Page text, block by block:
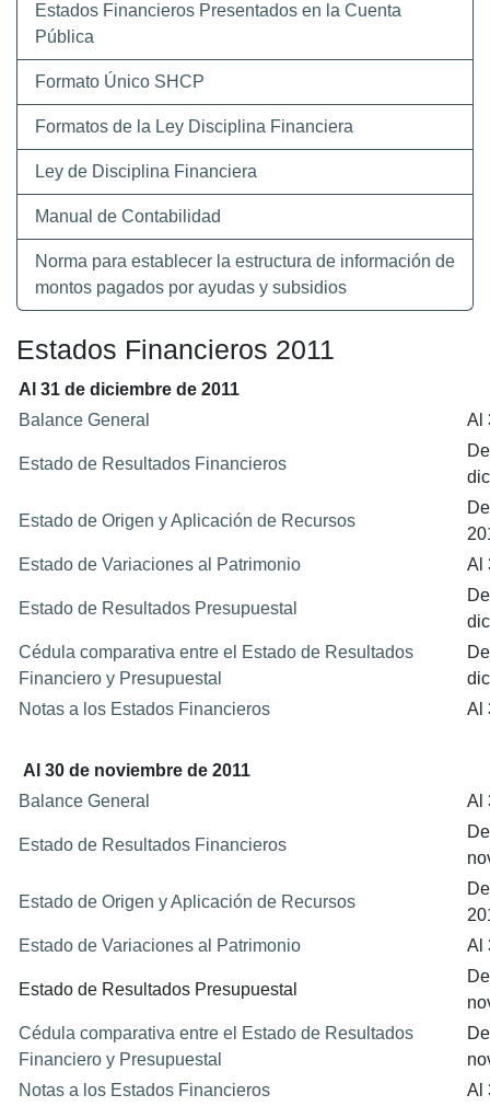
Estados Financieros Presentados en la Cuenta
Pública
Formato Único SHCP
Formatos de la Ley Disciplina Financiera
Ley de Disciplina Financiera
Manual de Contabilidad
Norma para establecer la estructura de información de
montos pagados por ayudas y subsidios
Estados Financieros 2011
Al 31 de diciembre de 2011
Balance General
Al
Estado de Resultados Financieros
Estado de Origen y Aplicación de Recursos
Estado de Variaciones al Patrimonio
Al
Estado de Resultados Presupuestal
Cédula comparativa entre el Estado de Resultados
Financiero y Presupuestal
Notas a los Estados Financieros
Al
Al 30 de noviembre de 2011
Balance General
Al
Estado de Resultados Financieros
Estado de Origen y Aplicación de Recursos
Estado de Variaciones al Patrimonio
Al
Estado de Resultados Presupuestal
Cédula comparativa entre el Estado de Resultados
Financiero y Presupuestal
Notas a los Estados Financieros
Al